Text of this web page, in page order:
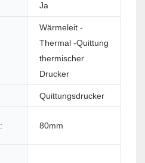
Ja
Wärmeleit -
Thermal -Quittung
thermischer
Drucker
Quittungsdrucker
80mm